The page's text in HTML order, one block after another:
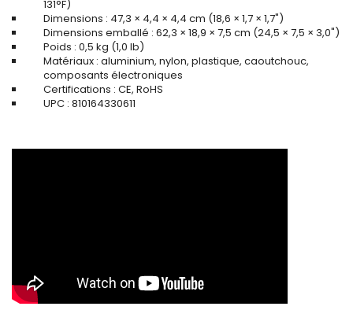
131°F)
Dimensions : 47,3 × 4,4 × 4,4 cm (18,6 × 1,7 × 1,7")
Dimensions emballé : 62,3 × 18,9 × 7,5 cm (24,5 × 7,5 × 3,0")
Poids : 0,5 kg (1,0 lb)
Matériaux : aluminium, nylon, plastique, caoutchouc,
composants électroniques
Certifications : CE, RoHS
UPC : 810164330611